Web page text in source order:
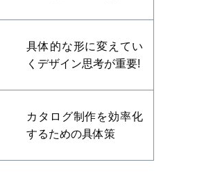
具体的な形に変えてい
くデザイン思考が重要!
カタログ制作を効率化
するための具体策